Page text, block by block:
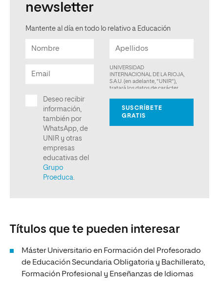
newsletter
Mantente al día en todo lo relativo a Educación
Títulos que te pueden interesar
Máster Universitario en Formación del Profesorado
de Educación Secundaria Obligatoria y Bachillerato,
Formación Profesional y Enseñanzas de Idiomas